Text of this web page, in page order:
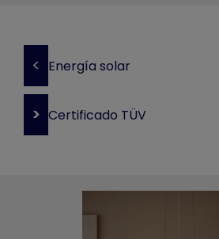
< Energía solar
Certificado TÜV
>